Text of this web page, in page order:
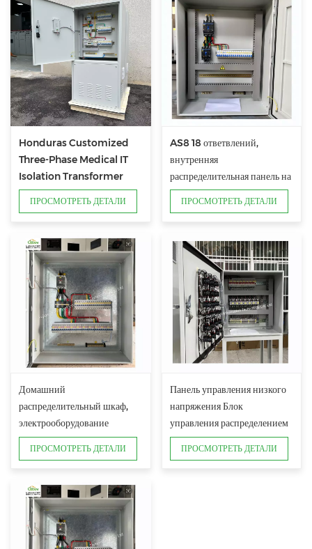
Honduras Customized
Three-Phase Medical IT
Isolation Transformer
Distribution Cabinet
ПРОСМОТРЕТЬ ДЕТАЛИ
AS8 18 ответвлений,
внутренняя
распределительная панель на
160 А с главным
ПРОСМОТРЕТЬ ДЕТАЛИ
Домашний
распределительный шкаф,
электрооборудование
ПРОСМОТРЕТЬ ДЕТАЛИ
Панель управления низкого
напряжения Блок
управления распределением
электроэнергии
ПРОСМОТРЕТЬ ДЕТАЛИ